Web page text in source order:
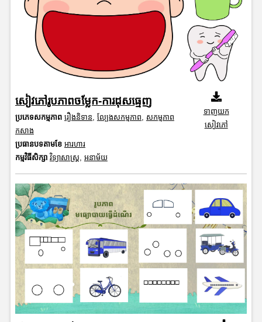
សៀវភៅរូបភាពចម្លែក-ការដុសធ្មេញ
ប្រភេទសកម្មភាព រឿងនិទាន, ល្បែងសកម្មភាព, សកម្មភាព
កសាង
ប្រធានបទតាមខែ អារហារ
កម្មវិធីសិក្សា វិទ្យាសាស្រ្ត, អនាម័យ
ទាញយក
សៀវភៅ